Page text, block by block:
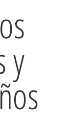
y